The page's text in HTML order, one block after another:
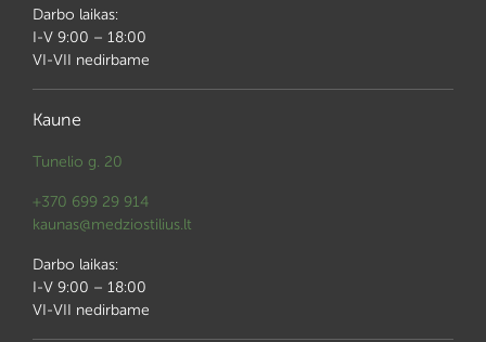
Darbo laikas:
I-V 9:00 – 18:00
VI-VII nedirbame
Kaune
Tunelio g. 20
+370 699 29 914
kaunas@medziostilius.lt
Darbo laikas:
I-V 9:00 – 18:00
VI-VII nedirbame